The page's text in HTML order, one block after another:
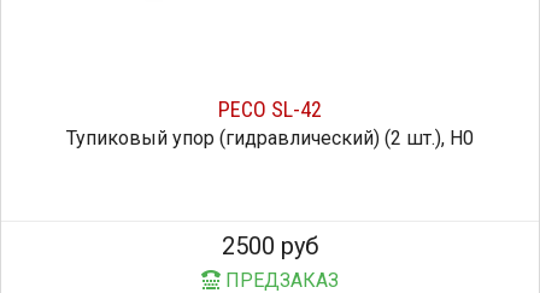
PECO SL-42
Тупиковый упор (гидравлический) (2 шт.), H0
2500 руб
ПРЕДЗАКАЗ